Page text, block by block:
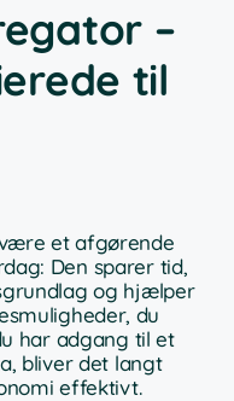
–
til
et afgørende
Den sparer tid,
og hjælper
du
har adgang til et
bliver det langt
effektivt.